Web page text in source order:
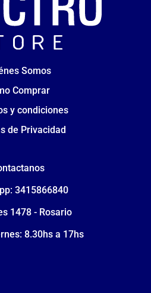
Somos
Comprar
y condiciones
de Privacidad
3415866840
1478 - Rosario
8.30hs a 17hs